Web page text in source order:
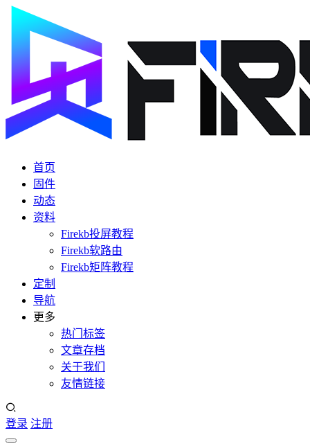
首页
固件
动态
资料
Firekb投屏教程
Firekb软路由
Firekb矩阵教程
定制
导航
更多
热门标签
文章存档
关于我们
友情链接
登录 注册